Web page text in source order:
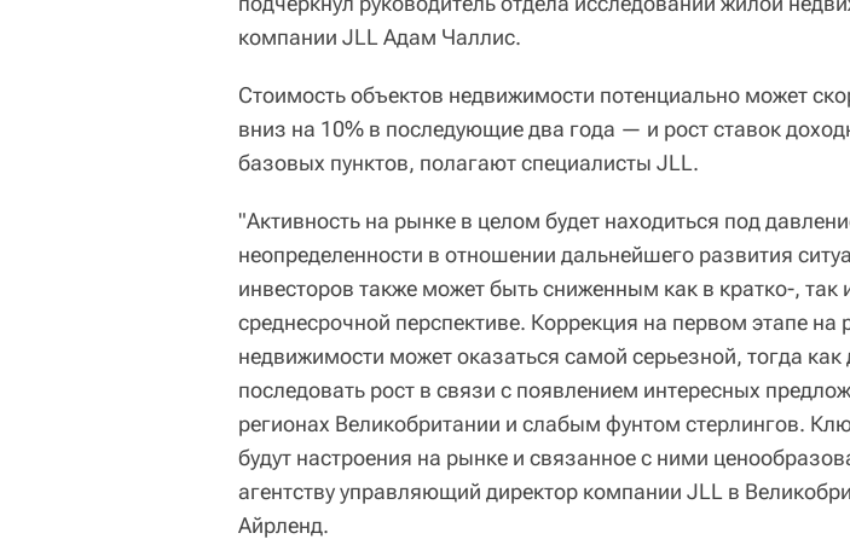
компании JLL Адам Чаллис.
Стоимость объектов недвижимости потенциально может
вниз на 10% в последующие два года — и рост ставок
базовых пунктов, полагают специалисты JLL.
"Активность на рынке в целом будет находиться под
неопределенности в отношении дальнейшего развития
инвесторов также может быть сниженным как в кратко-, так
среднесрочной перспективе. Коррекция на первом этапе на
недвижимости может оказаться самой серьезной, тогда как
последовать рост в связи с появлением интересных
регионах Великобритании и слабым фунтом стерлингов.
будут настроения на рынке и связанное с ними
агентству управляющий директор компании JLL в
Айрленд.